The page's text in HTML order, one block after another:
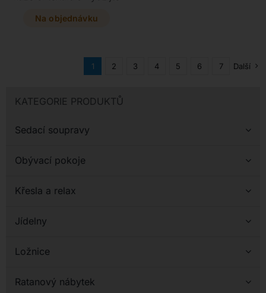
KATEGORIE PRODUKTŮ
Sedací soupravy
Obývací pokoje
Křesla a relax
Jídelny
Ložnice
Ratanový nábytek
dvěma typy otevírání. Tato
Na objednávku
1 2 3 4 5 6 7 Další